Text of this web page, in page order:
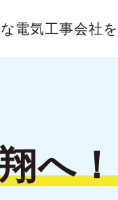
電気工事会社
へ！